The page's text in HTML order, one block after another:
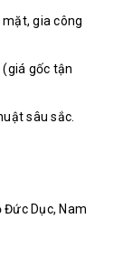
gia công
gốc tận
sâu sắc.
Dục, Nam